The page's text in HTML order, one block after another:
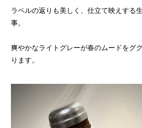
ラペルの返りも美しく、仕立て映えする
事。
爽やかなライトグレーが春のムードをグ
ります。